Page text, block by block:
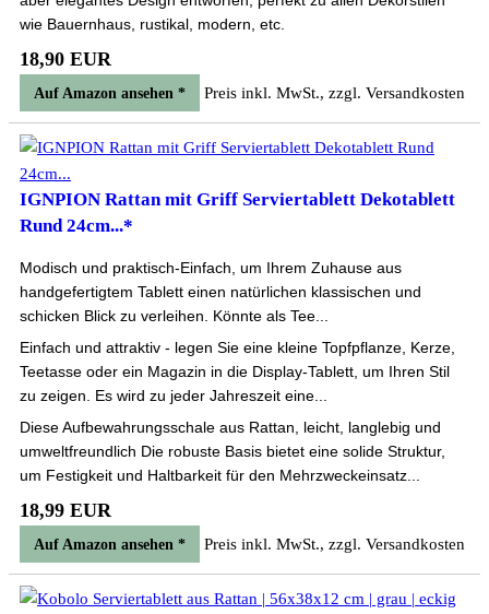
wie Bauernhaus, rustikal, modern, etc.
18,90 EUR
Auf Amazon ansehen * Preis inkl. MwSt., zzgl. Versandkosten
IGNPION Rattan mit Griff Serviertablett Dekotablett
Rund 24cm...*
Modisch und praktisch-Einfach, um Ihrem Zuhause aus
handgefertigtem Tablett einen natürlichen klassischen und
schicken Blick zu verleihen. Könnte als Tee...
Einfach und attraktiv - legen Sie eine kleine Topfpflanze, Kerze,
Teetasse oder ein Magazin in die Display-Tablett, um Ihren Stil
zu zeigen. Es wird zu jeder Jahreszeit eine...
Diese Aufbewahrungsschale aus Rattan, leicht, langlebig und
umweltfreundlich Die robuste Basis bietet eine solide Struktur,
um Festigkeit und Haltbarkeit für den Mehrzweckeinsatz...
18,99 EUR
Auf Amazon ansehen * Preis inkl. MwSt., zzgl. Versandkosten